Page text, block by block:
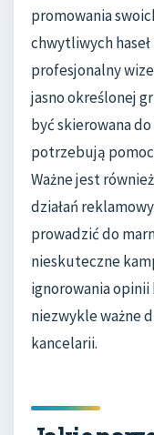
promowania
chwytliwych
profesjonalny
jasno określonej
być skierowana
potrzebują
Ważne jest
działań
prowadzić do
nieskuteczne
ignorowania
niezwykle ważne
kancelarii.